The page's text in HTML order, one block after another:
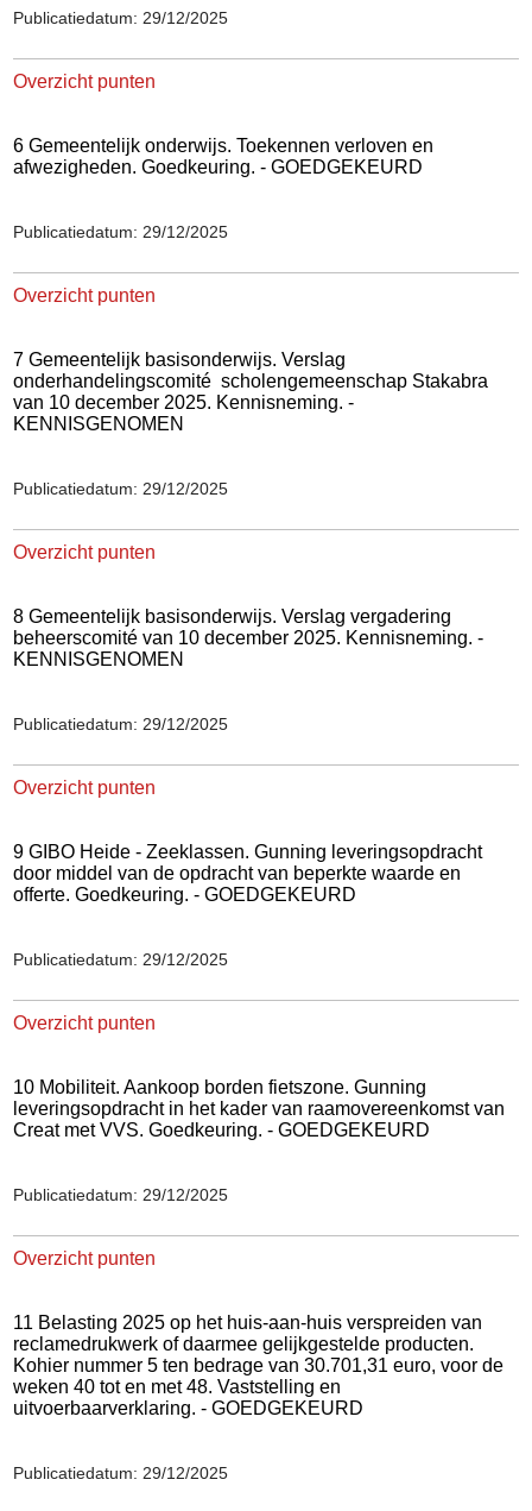
Publicatiedatum: 29/12/2025
Overzicht punten
6 Gemeentelijk onderwijs. Toekennen verloven en
afwezigheden. Goedkeuring. - GOEDGEKEURD
Publicatiedatum: 29/12/2025
Overzicht punten
7 Gemeentelijk basisonderwijs. Verslag
onderhandelingscomité scholengemeenschap Stakabra
van 10 december 2025. Kennisneming. -
KENNISGENOMEN
Publicatiedatum: 29/12/2025
Overzicht punten
8 Gemeentelijk basisonderwijs. Verslag vergadering
beheerscomité van 10 december 2025. Kennisneming. -
KENNISGENOMEN
Publicatiedatum: 29/12/2025
Overzicht punten
9 GIBO Heide - Zeeklassen. Gunning leveringsopdracht
door middel van de opdracht van beperkte waarde en
offerte. Goedkeuring. - GOEDGEKEURD
Publicatiedatum: 29/12/2025
Overzicht punten
10 Mobiliteit. Aankoop borden fietszone. Gunning
leveringsopdracht in het kader van raamovereenkomst van
Creat met VVS. Goedkeuring. - GOEDGEKEURD
Publicatiedatum: 29/12/2025
Overzicht punten
11 Belasting 2025 op het huis-aan-huis verspreiden van
reclamedrukwerk of daarmee gelijkgestelde producten.
Kohier nummer 5 ten bedrage van 30.701,31 euro, voor de
weken 40 tot en met 48. Vaststelling en
uitvoerbaarverklaring. - GOEDGEKEURD
Publicatiedatum: 29/12/2025